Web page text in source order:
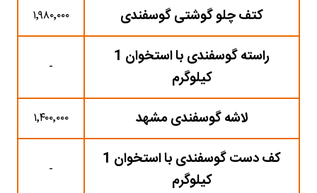
کتف چلو گوشتی گوسفندی ۱٬۹۸۰٬۰۰۰
راسته گوسفندی با استخوان 1
کیلوگرم
-
لاشه گوسفندی مشهد ۱٬۴۰۰٬۰۰۰
کف دست گوسفندی با استخوان 1
کیلوگرم
-